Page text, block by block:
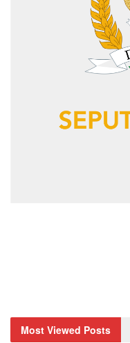
Most Viewed Posts